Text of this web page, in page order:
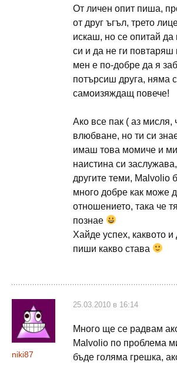
От личен опит пиша,
от друг ъгъл, трето
искаш, но се опитай
си и да не ги
мен е по-добре да я
потърсиш друга, няма
самоизяждащ повече!
Ако все пак ( аз мисля,
влюбване, но ти си
имаш това момиче и
наистина си
другите теми, Malvolio
много добре как може
отношението, така че
познае
Хайде успех, каквото
пиши какво става
niki87
25.03.2010 в 16:14
Много ще се радвам
Malvolio по проблема
бъде голяма грешка,